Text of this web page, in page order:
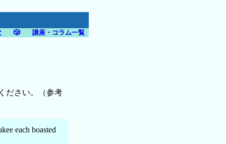
🎲 講座・コラム一覧
ださい。（参考
each boasted